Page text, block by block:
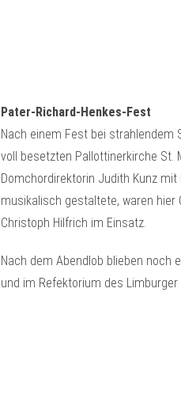
Pater-Richard-Henkes-Fest
Nach einem Fest bei strahlendem
voll besetzten Pallottinerkirche St.
Domchordirektorin Judith Kunz
musikalisch gestaltete, waren hier
Christoph Hilfrich im Einsatz.
Nach dem Abendlob blieben noch
und im Refektorium des